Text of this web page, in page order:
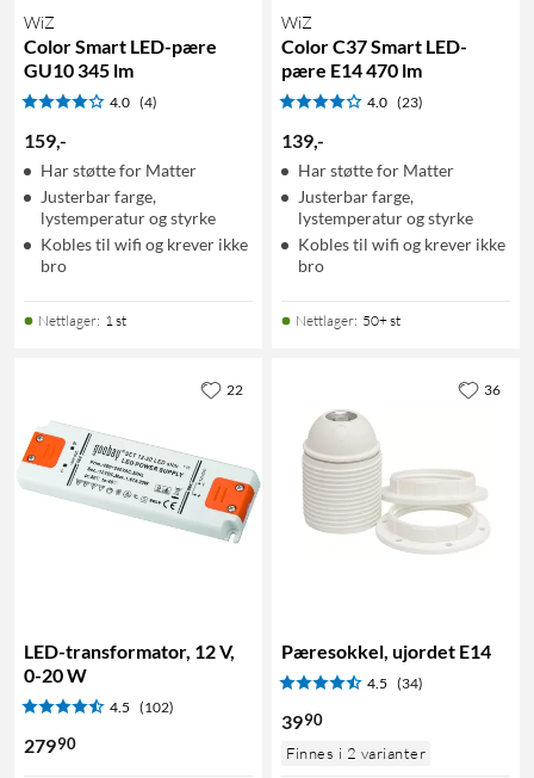
WiZ
Color Smart LED-pære
GU10 345 lm
4.0 (4)
159,-
Har støtte for Matter
Justerbar farge,
lystemperatur og styrke
Kobles til wifi og krever ikke
bro
Nettlager: 1 st
WiZ
Color C37 Smart LED-
pære E14 470 lm
4.0 (23)
139,-
Har støtte for Matter
Justerbar farge,
lystemperatur og styrke
Kobles til wifi og krever ikke
bro
Nettlager: 50+ st
LED-transformator, 12 V,
0-20 W
4.5 (102)
27990
22
Pæresokkel, ujordet E14
4.5 (34)
3990
Finnes i 2 varianter
36